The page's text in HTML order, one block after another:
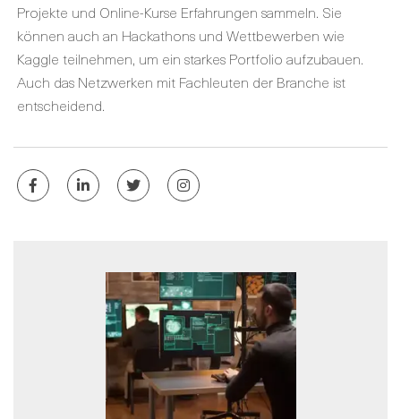
Projekte und Online-Kurse Erfahrungen sammeln. Sie
können auch an Hackathons und Wettbewerben wie
Kaggle teilnehmen, um ein starkes Portfolio aufzubauen.
Auch das Netzwerken mit Fachleuten der Branche ist
entscheidend.